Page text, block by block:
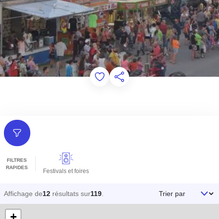
Add to Favorites
Partager cette page
FILTRES
RAPIDES
Festivals et foires
Filtres
Affichage de12 résultats sur119 Trier par